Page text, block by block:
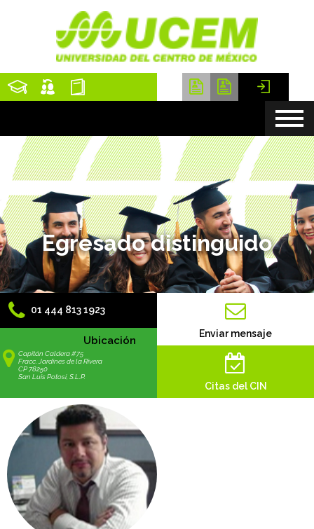
Egresado distinguido
01 444 813 1923
Ubicación
Capitán Caldera #75
Fracc. Jardines de la Rivera
CP 78250
San Luis Potosí, S.L.P.
Enviar mensaje
Citas del CIN